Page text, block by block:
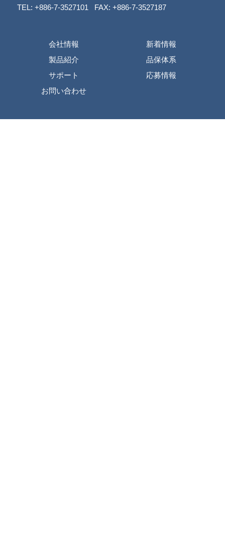
TEL: +886-7-3527101 FAX: +886-7-3527187
会社情報
新着情報
製品紹介
品保体系
サポート
応募情報
お問い合わせ